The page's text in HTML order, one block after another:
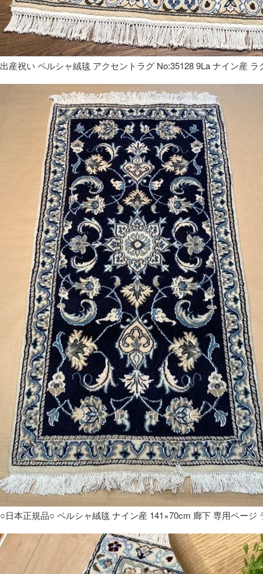
出産祝い ペルシャ絨毯 アクセントラグ No:35128 9La ナイン産 ラ
○日本正規品○ ペルシャ絨毯 ナイン産 141×70cm 廊下 専用ページ